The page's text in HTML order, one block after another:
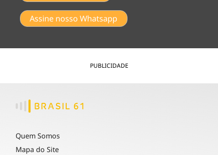
Assine nosso Whatsapp
PUBLICIDADE
Quem Somos
Mapa do Site